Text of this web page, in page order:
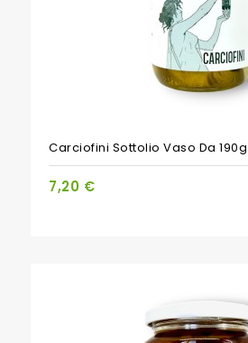
Carciofini Sottolio Vaso Da 190g
7,20 €